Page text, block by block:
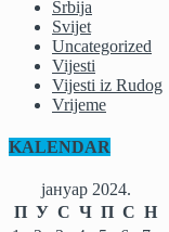
Srbija
Svijet
Uncategorized
Vijesti
Vijesti iz Rudog
Vrijeme
KALENDAR
јануар 2024.
П У С Ч П С Н